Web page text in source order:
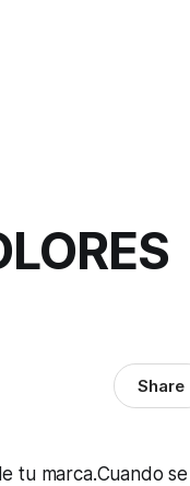
Share
tu marca.Cuando se